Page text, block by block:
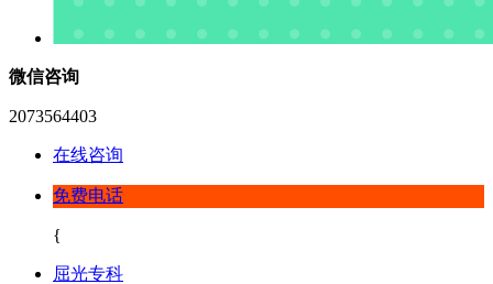
微信咨询
2073564403
在线咨询
免费电话
{
屈光专科